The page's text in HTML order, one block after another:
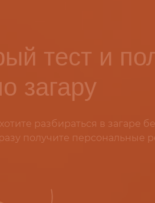
тест и
загару
разбираться в загаре
получите